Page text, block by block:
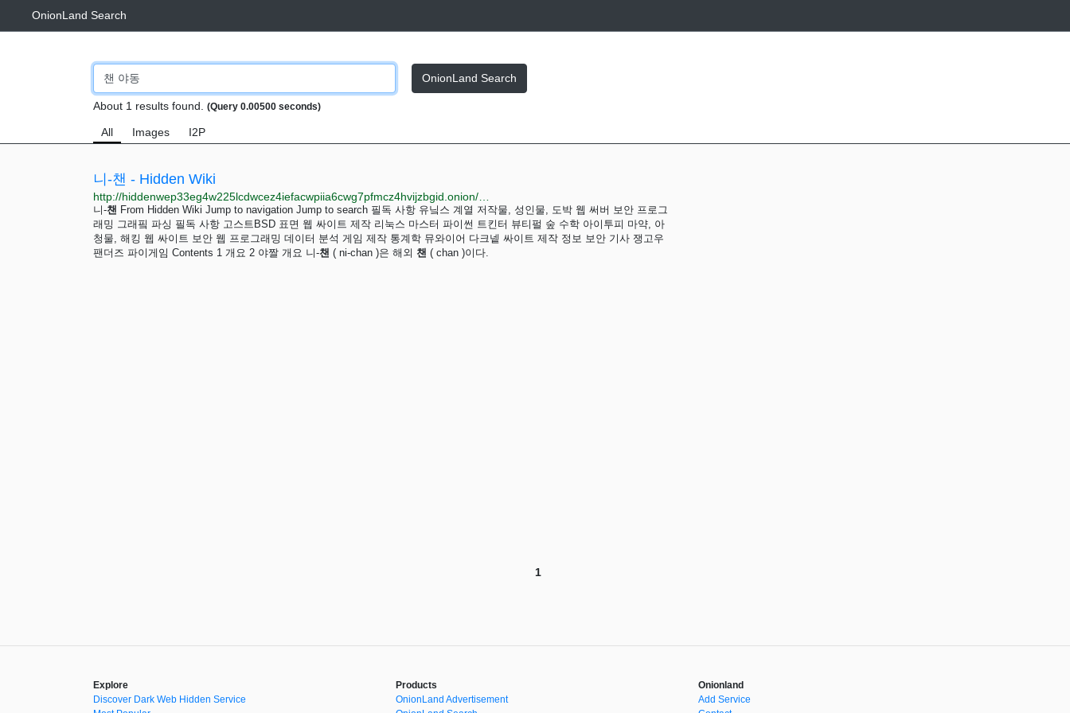
OnionLand Search
OnionLand Search
About 1 results found. (Query 0.00500 seconds)
All Images I2P
니-챈 - Hidden Wiki
니-챈 From Hidden Wiki Jump to navigation Jump to search 필독 사항 유닠스 계열 저작물, 성인물, 도박 웹 써버 보안 프로그
래밍 그래핔 파싱 필독 사항 고스트BSD 표면 웹 싸이트 제작 리눅스 마스터 파이썬 트킨터 뷰티펄 숲 수학 아이투피 마약, 아
청물, 해킹 웹 싸이트 보안 웹 프로그래밍 데이터 분석 게임 제작 통계학 뮤와이어 다크넽 싸이트 제작 정보 보안 기사 쟁고우
팬더즈 파이게임 Contents 1 개요 2 야짤 개요 니-챈 ( ni-chan )은 해외 챈 ( chan )이다.
1
Explore
Discover Dark Web Hidden Service
Products
OnionLand Advertisement
Onionland
Add Service